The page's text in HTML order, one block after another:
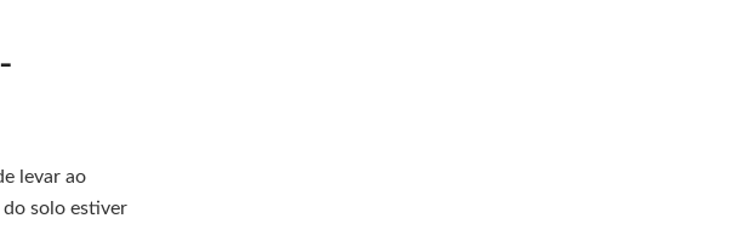
levar ao
do solo estiver